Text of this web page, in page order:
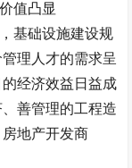
值凸显
基础设施建设规
理人才的需求呈
经济效益日益成
善管理的工程造
地产开发商